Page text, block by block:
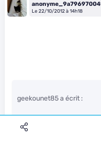
Le 22/10/2012 à 14h18
geekounet85 a écrit :
pour mon cas (très